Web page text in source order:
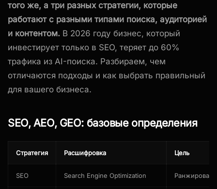
того же, а три разных стратегии, которые
работают с разными типами поиска, аудиторией
и контентом. В 2026 году бизнес, который
инвестирует только в SEO, теряет до 60%
трафика из AI-поиска. Разбираем, чем
отличаются подходы и как выбрать правильный
для вашего бизнеса.
SEO, AEO, GEO: базовые определения
Стратегия Расшифровка Цель
SEO Search Engine Optimization